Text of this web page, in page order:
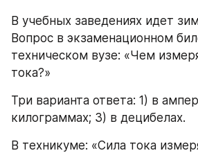
В учебных заведениях идет
Вопрос в экзаменационном
техническом вузе: «Чем
тока?»
Три варианта ответа: 1) в
килограммах; 3) в децибелах.
В техникуме: «Сила тока